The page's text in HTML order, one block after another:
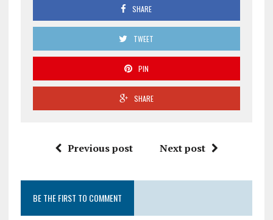
SHARE
TWEET
PIN
SHARE
Previous post Next post
BE THE FIRST TO COMMENT